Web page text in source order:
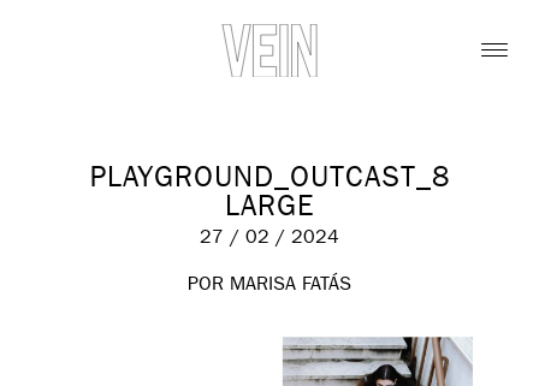
PLAYGROUND_OUTCAST_8
LARGE
27 / 02 / 2024
POR MARISA FATÁS